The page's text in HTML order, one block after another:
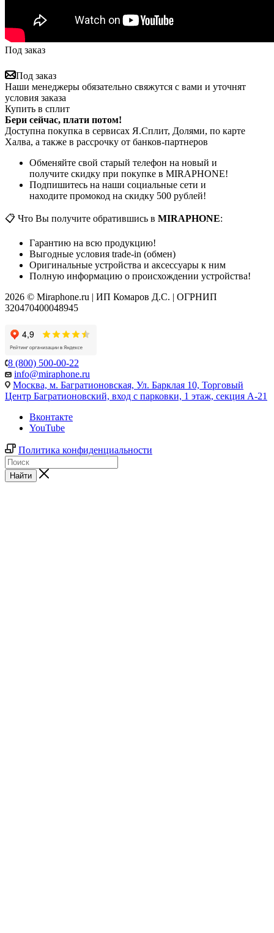
Под заказ
Под заказ
Наши менеджеры обязательно свяжутся с вами и уточнят
условия заказа
Купить в сплит
Бери сейчас, плати потом!
Доступна покупка в сервисах Я.Сплит, Долями, по карте
Халва, а также в рассрочку от банков-партнеров
Обменяйте свой старый телефон на новый и
получите скидку при покупке в MIRAPHONE!
Подпишитесь на наши социальные сети и
находите промокод на скидку 500 рублей!
📋 Что Вы получите обратившись в MIRAPHONE:
Гарантию на всю продукцию!
Выгодные условия trade-in (обмен)
Оригинальные устройства и аксессуары к ним
Полную информацию о происхождении устройства!
2026 © Miraphone.ru | ИП Комаров Д.С. | ОГРНИП
320470400048945
8 (800) 500-00-22
info@miraphone.ru
Москва, м. Багратионовская, Ул. Барклая 10, Торговый
Центр Багратионовский, вход с парковки, 1 этаж, секция А-21
Вконтакте
YouTube
Политика конфиденциальности
Найти